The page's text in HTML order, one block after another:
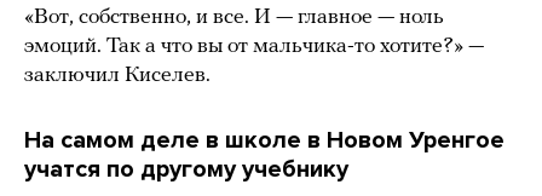
«Вот, собственно, и все. И — главное — ноль
эмоций. Так а что вы от мальчика-то хотите?» —
заключил Киселев.
На самом деле в школе в Новом Уренгое
учатся по другому учебнику